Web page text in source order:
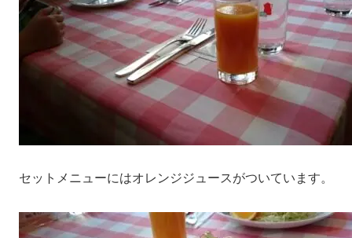
セットメニューにはオレンジジュースがついています。